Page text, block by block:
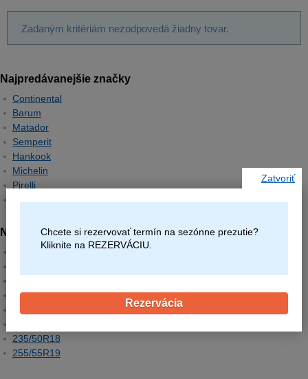
Zadaným kritériám nezodpovedá žiadny tovar.
Najpredávanejšie značky
Continental
Barum
Matador
Semperit
Hankook
Michelin
Pirelli
Najpredávanejšie rozmery
195/65R15
205/60R16
235/50R18
255/55R19
Zatvoriť
Chcete si rezervovať termín na sezónne prezutie?
Kliknite na REZERVÁCIU.
Rezervácia